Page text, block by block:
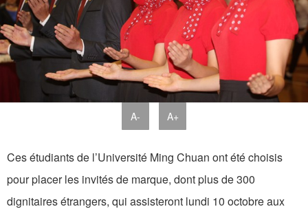
A- A+
Ces étudiants de l’Université Ming Chuan ont été choisis
pour placer les invités de marque, dont plus de 300
dignitaires étrangers, qui assisteront lundi 10 octobre aux